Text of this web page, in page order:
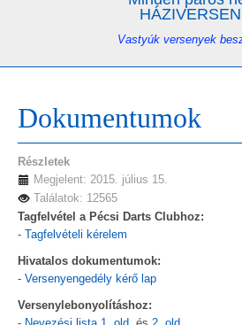
Vastyúk versenyek
Dokumentumok
Részletek
Megjelent: 2015. július 15.
Találatok: 12565
Tagfelvétel a Pécsi Darts Clubhoz:
- Tagfelvételi kérelem
Hivatalos dokumentumok:
- Versenyengedély kérő lap
Versenylebonyolításhoz: